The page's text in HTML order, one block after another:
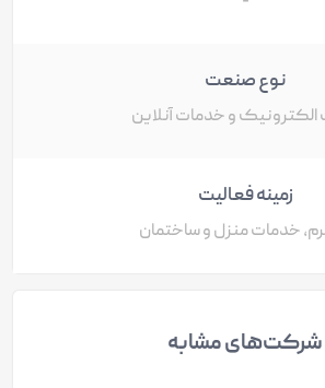
نوع صنعت
الکترونیک و خدمات آنلاین
زمینه فعالیت
خدمات منزل و ساختمان
شرکت‌های مشابه